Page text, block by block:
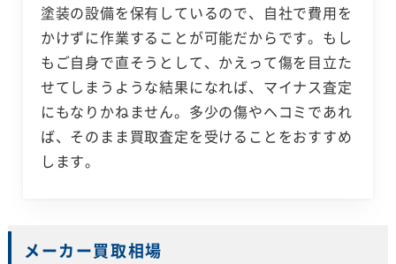
塗装の設備を保有しているので、自社で費用を
かけずに作業することが可能だからです。もし
もご自身で直そうとして、かえって傷を目立た
せてしまうような結果になれば、マイナス査定
にもなりかねません。多少の傷やヘコミであれ
ば、そのまま買取査定を受けることをおすすめ
します。
メーカー買取相場